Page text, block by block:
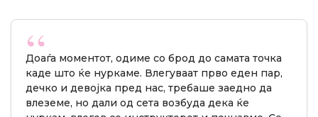
Доаѓа моментот, одиме со брод до самата точка
каде што ќе нуркаме. Влегуваат прво еден пар,
дечко и девојка пред нас, требаше заедно да
влеземе, но дали од сета возбуда дека ќе